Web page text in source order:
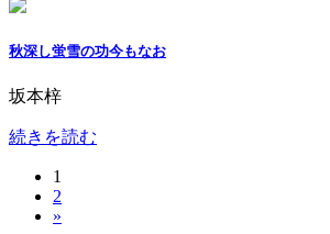
秋深し蛍雪の功今もなお
坂本梓
続きを読む
固
定
ペ
1
固
定
2
»